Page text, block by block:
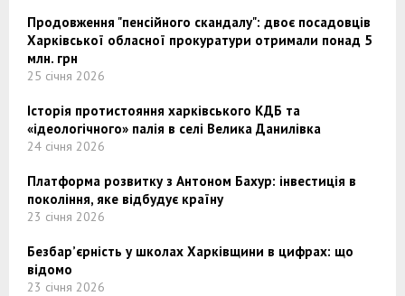
Продовження "пенсійного скандалу": двоє посадовців
Харківської обласної прокуратури отримали понад 5
млн. грн
25 січня 2026
Історія протистояння харківського КДБ та
«ідеологічного» палія в селі Велика Данилівка
24 січня 2026
Платформа розвитку з Антоном Бахур: інвестиція в
покоління, яке відбудує країну
23 січня 2026
Безбар’єрність у школах Харківщини в цифрах: що
відомо
23 січня 2026